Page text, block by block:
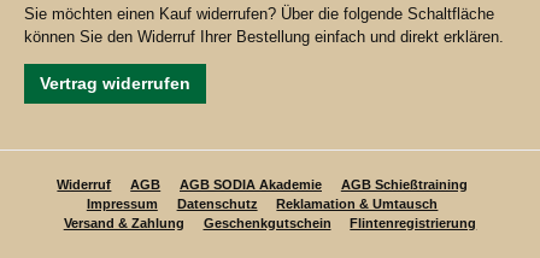
Sie möchten einen Kauf widerrufen? Über die folgende Schaltfläche
können Sie den Widerruf Ihrer Bestellung einfach und direkt erklären.
Vertrag widerrufen
Widerruf AGB AGB SODIA Akademie
AGB Schießtraining
Impressum
Datenschutz
Reklamation & Umtausch
Versand & Zahlung
Geschenkgutschein Flintenregistrierung